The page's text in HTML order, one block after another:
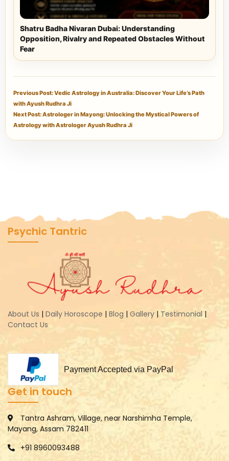
Shatru Badha Nivaran Dubai: Understanding
Opposition, Rivalry and Repeated Obstacles Without
Fear
Previous Post: Vedic Astrology in Australia: Discover Your Life’s Path
with Ayush Rudhra Ji
Next Post: Astrologer in Mayong: Unlocking the Mystical Powers of
Astrology with Astrologer Ayush Rudhra Ji
Psychic Tantric
About Us | Daily Horoscope | Blog | Gallery | Testimonial |
Contact Us
Payment Accepted via PayPal
Get in touch
Tantra Ashram, Village, near Narshimha Temple,
Mayang, Assam 782411
+91 8960093488